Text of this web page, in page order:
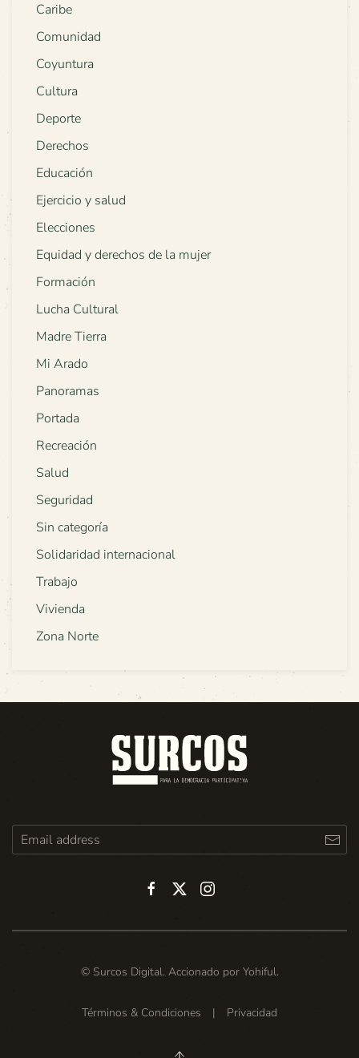
Caribe
Comunidad
Coyuntura
Cultura
Deporte
Derechos
Educación
Ejercicio y salud
Elecciones
Equidad y derechos de la mujer
Formación
Lucha Cultural
Madre Tierra
Mi Arado
Panoramas
Portada
Recreación
Salud
Seguridad
Sin categoría
Solidaridad internacional
Trabajo
Vivienda
Zona Norte
© Surcos Digital. Accionado por Yohiful.
Términos & Condiciones | Privacidad